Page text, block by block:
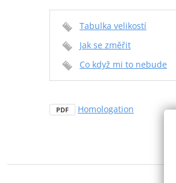
Tabulka velikostí
Jak se změřit
Co když mi to nebude
PDF Homologation